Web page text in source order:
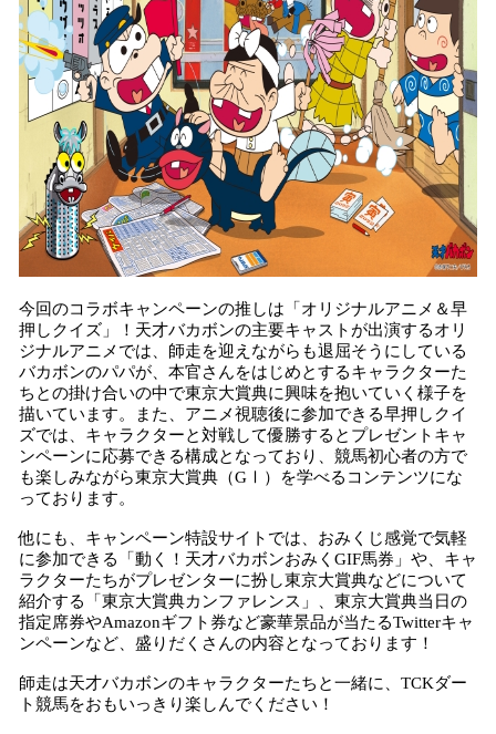
今回のコラボキャンペーンの推しは「オリジナルアニメ＆早
押しクイズ」！天才バカボンの主要キャストが出演するオリ
ジナルアニメでは、師走を迎えながらも退屈そうにしている
バカボンのパパが、本官さんをはじめとするキャラクターた
ちとの掛け合いの中で東京大賞典に興味を抱いていく様子を
描いています。また、アニメ視聴後に参加できる早押しクイ
ズでは、キャラクターと対戦して優勝するとプレゼントキャ
ンペーンに応募できる構成となっており、競馬初心者の方で
も楽しみながら東京大賞典（GⅠ）を学べるコンテンツにな
っております。
他にも、キャンペーン特設サイトでは、おみくじ感覚で気軽
に参加できる「動く！天才バカボンおみくGIF馬券」や、キャ
ラクターたちがプレゼンターに扮し東京大賞典などについて
紹介する「東京大賞典カンファレンス」、東京大賞典当日の
指定席券やAmazonギフト券など豪華景品が当たるTwitterキャ
ンペーンなど、盛りだくさんの内容となっております！
師走は天才バカボンのキャラクターたちと一緒に、TCKダー
ト競馬をおもいっきり楽しんでください！